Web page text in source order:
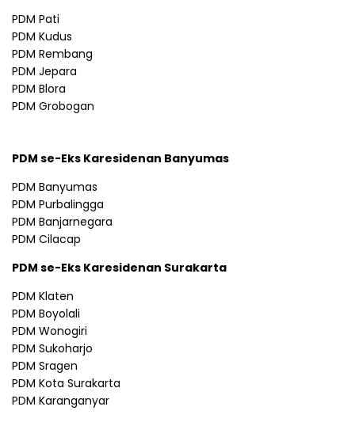
PDM Pati
PDM Kudus
PDM Rembang
PDM Jepara
PDM Blora
PDM Grobogan
PDM se-Eks Karesidenan Banyumas
PDM Banyumas
PDM Purbalingga
PDM Banjarnegara
PDM Cilacap
PDM se-Eks Karesidenan Surakarta
PDM Klaten
PDM Boyolali
PDM Wonogiri
PDM Sukoharjo
PDM Sragen
PDM Kota Surakarta
PDM Karanganyar